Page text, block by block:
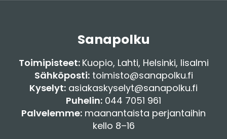
Sanapolku
Toimipisteet: Kuopio, Lahti, Helsinki, Iisalmi
Sähköposti: toimisto@sanapolku.fi
Kyselyt: asiakaskyselyt@sanapolku.fi
Puhelin: 044 7051 961
Palvelemme: maanantaista perjantaihin
kello 8–16